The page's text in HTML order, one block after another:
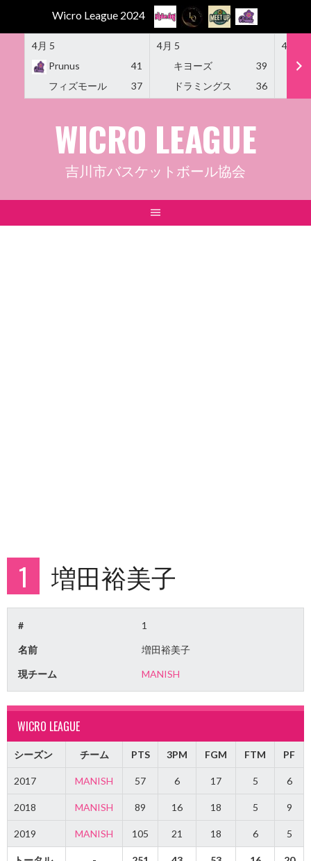
Wicro League 2024
4月 5
Prunus
41
フィズモール
37
4月 5
キヨーズ
39
ドラミングス
36
4月 5
WICRO LEAGUE
吉川市バスケットボール協会
1 増田裕美子
# 1
名前 増田裕美子
現チーム MANISH
WICRO LEAGUE
シーズン チーム PTS 3PM FGM FTM PF
2017 MANISH 57 6 17 5 6
2018 MANISH 89 16 18 5 9
2019 MANISH 105 21 18 6 5